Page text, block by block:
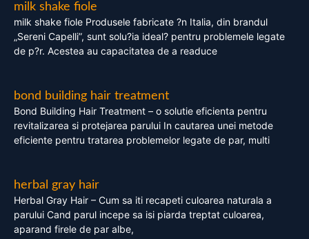
milk shake fiole
milk shake fiole Produsele fabricate ?n Italia, din brandul
„Sereni Capelli”, sunt solu?ia ideal? pentru problemele legate
de p?r. Acestea au capacitatea de a readuce
bond building hair treatment
Bond Building Hair Treatment – o solutie eficienta pentru
revitalizarea si protejarea parului In cautarea unei metode
eficiente pentru tratarea problemelor legate de par, multi
herbal gray hair
Herbal Gray Hair – Cum sa iti recapeti culoarea naturala a
parului Cand parul incepe sa isi piarda treptat culoarea,
aparand firele de par albe,